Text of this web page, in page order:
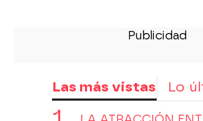
Las más vistas Lo